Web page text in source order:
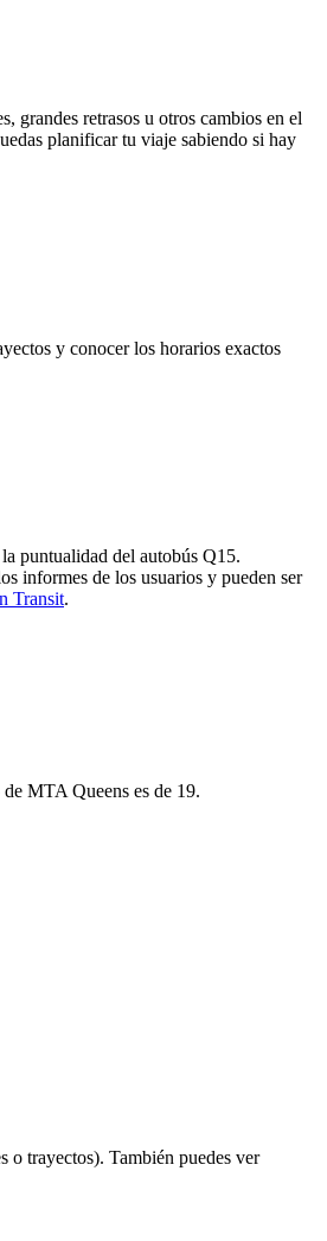
grandes retrasos u otros cambios en el
planificar tu viaje sabiendo si hay
y conocer los horarios exactos
puntualidad del autobús Q15.
informes de los usuarios y pueden ser
Transit.
MTA Queens es de 19.
o trayectos). También puedes ver